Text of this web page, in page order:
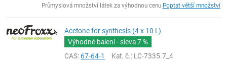
Průmyslová množství látek za výhodnou cenu Poptat větší množství
Acetone for synthesis (4 x 10 L)
Výhodné balení - sleva7 %
CAS:67-64-1 Kat. č.: LC-7335.7_4